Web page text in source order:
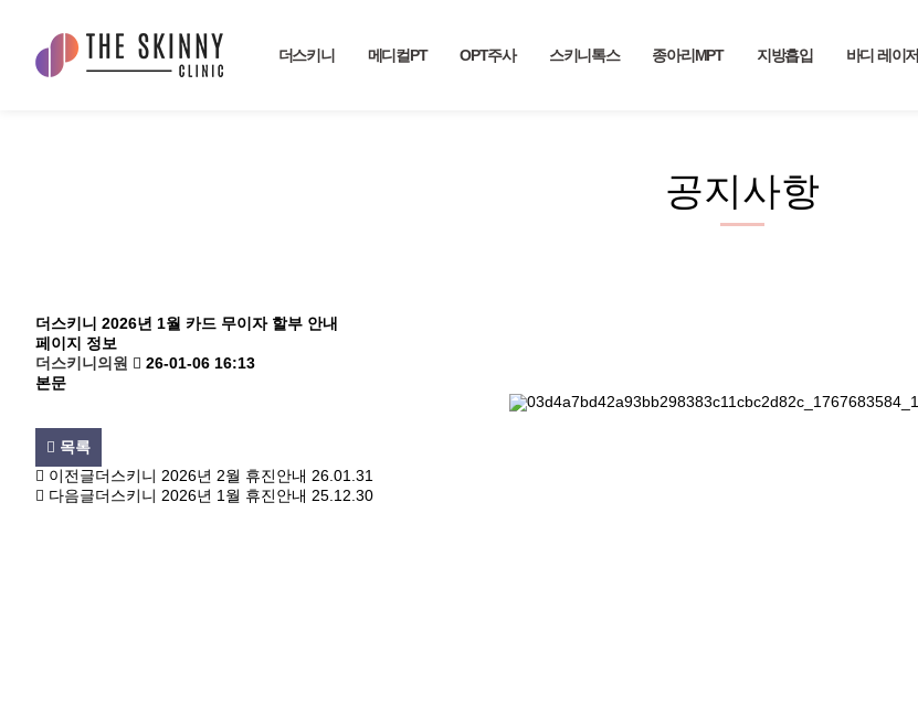
더스키니 메디컬PT OPT주사 스키니톡스 종아리MPT 지방흡입 바디 레이저
공지사항
더스키니 2026년 1월 카드 무이자 할부 안내
페이지 정보
더스키니의원
26-01-06 16:13
본문
목록
이전글더스키니 2026년 2월 휴진안내 26.01.31
다음글더스키니 2026년 1월 휴진안내 25.12.30